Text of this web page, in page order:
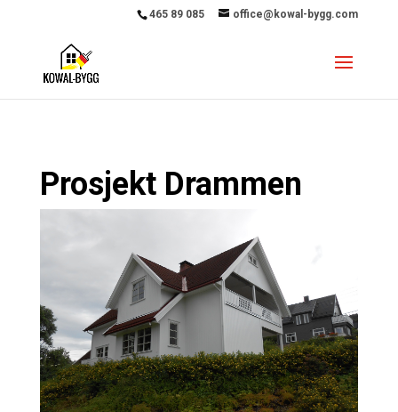
465 89 085 office@kowal-bygg.com
Prosjekt Drammen